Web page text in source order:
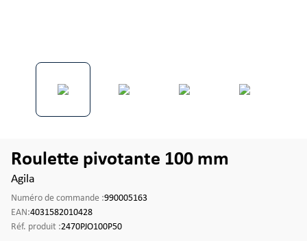
Roulette pivotante 100 mm
Agila
Numéro de commande :990005163
EAN:4031582010428
Réf. produit :2470PJO100P50